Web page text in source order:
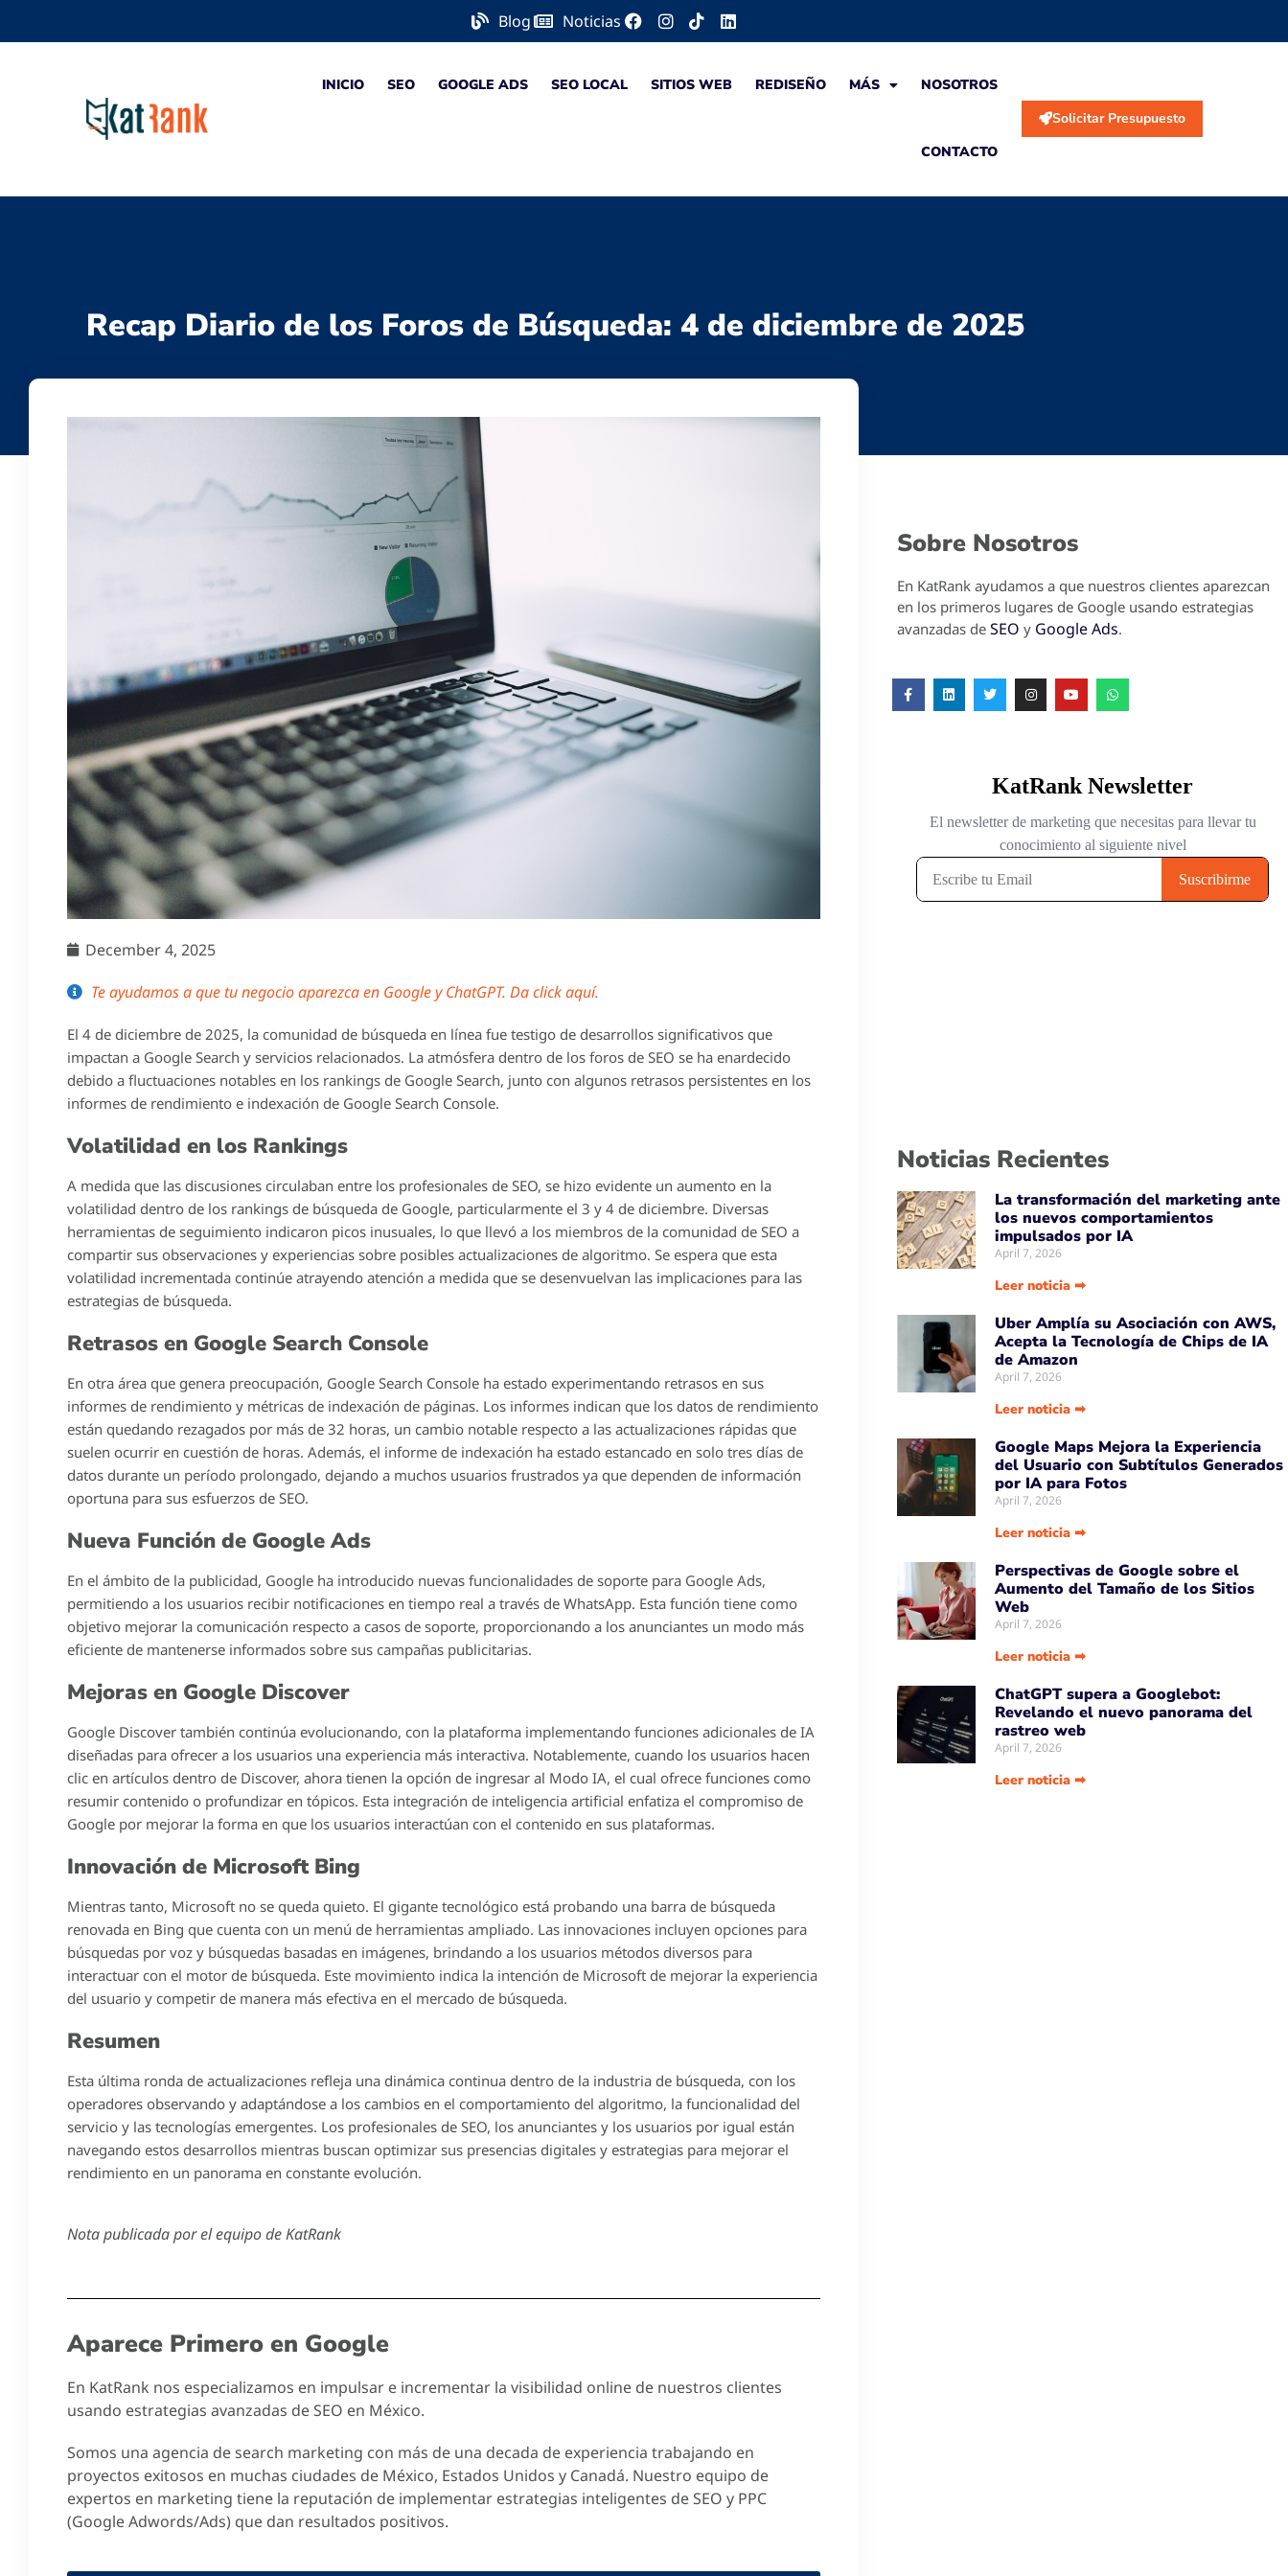
Blog Noticias
INICIO SEO GOOGLE ADS SEO LOCAL SITIOS WEB REDISEÑO MÁS NOSOTROS
CONTACTO
Solicitar Presupuesto
Recap Diario de los Foros de Búsqueda: 4 de diciembre de 2025
December 4, 2025
Te ayudamos a que tu negocio aparezca en Google y ChatGPT. Da click aquí.
El 4 de diciembre de 2025, la comunidad de búsqueda en línea fue testigo de desarrollos significativos que
impactan a Google Search y servicios relacionados. La atmósfera dentro de los foros de SEO se ha enardecido
debido a fluctuaciones notables en los rankings de Google Search, junto con algunos retrasos persistentes en los
informes de rendimiento e indexación de Google Search Console.
Volatilidad en los Rankings
A medida que las discusiones circulaban entre los profesionales de SEO, se hizo evidente un aumento en la
volatilidad dentro de los rankings de búsqueda de Google, particularmente el 3 y 4 de diciembre. Diversas
herramientas de seguimiento indicaron picos inusuales, lo que llevó a los miembros de la comunidad de SEO a
compartir sus observaciones y experiencias sobre posibles actualizaciones de algoritmo. Se espera que esta
volatilidad incrementada continúe atrayendo atención a medida que se desenvuelvan las implicaciones para las
estrategias de búsqueda.
Retrasos en Google Search Console
En otra área que genera preocupación, Google Search Console ha estado experimentando retrasos en sus
informes de rendimiento y métricas de indexación de páginas. Los informes indican que los datos de rendimiento
están quedando rezagados por más de 32 horas, un cambio notable respecto a las actualizaciones rápidas que
suelen ocurrir en cuestión de horas. Además, el informe de indexación ha estado estancado en solo tres días de
datos durante un período prolongado, dejando a muchos usuarios frustrados ya que dependen de información
oportuna para sus esfuerzos de SEO.
Nueva Función de Google Ads
En el ámbito de la publicidad, Google ha introducido nuevas funcionalidades de soporte para Google Ads,
permitiendo a los usuarios recibir notificaciones en tiempo real a través de WhatsApp. Esta función tiene como
objetivo mejorar la comunicación respecto a casos de soporte, proporcionando a los anunciantes un modo más
eficiente de mantenerse informados sobre sus campañas publicitarias.
Mejoras en Google Discover
Google Discover también continúa evolucionando, con la plataforma implementando funciones adicionales de IA
diseñadas para ofrecer a los usuarios una experiencia más interactiva. Notablemente, cuando los usuarios hacen
clic en artículos dentro de Discover, ahora tienen la opción de ingresar al Modo IA, el cual ofrece funciones como
resumir contenido o profundizar en tópicos. Esta integración de inteligencia artificial enfatiza el compromiso de
Google por mejorar la forma en que los usuarios interactúan con el contenido en sus plataformas.
Innovación de Microsoft Bing
Mientras tanto, Microsoft no se queda quieto. El gigante tecnológico está probando una barra de búsqueda
renovada en Bing que cuenta con un menú de herramientas ampliado. Las innovaciones incluyen opciones para
búsquedas por voz y búsquedas basadas en imágenes, brindando a los usuarios métodos diversos para
interactuar con el motor de búsqueda. Este movimiento indica la intención de Microsoft de mejorar la experiencia
del usuario y competir de manera más efectiva en el mercado de búsqueda.
Resumen
Esta última ronda de actualizaciones refleja una dinámica continua dentro de la industria de búsqueda, con los
operadores observando y adaptándose a los cambios en el comportamiento del algoritmo, la funcionalidad del
servicio y las tecnologías emergentes. Los profesionales de SEO, los anunciantes y los usuarios por igual están
navegando estos desarrollos mientras buscan optimizar sus presencias digitales y estrategias para mejorar el
rendimiento en un panorama en constante evolución.
Nota publicada por el equipo de KatRank
Aparece Primero en Google
En KatRank nos especializamos en impulsar e incrementar la visibilidad online de nuestros clientes
usando estrategias avanzadas de SEO en México.
Somos una agencia de search marketing con más de una decada de experiencia trabajando en
proyectos exitosos en muchas ciudades de México, Estados Unidos y Canadá. Nuestro equipo de
expertos en marketing tiene la reputación de implementar estrategias inteligentes de SEO y PPC
(Google Adwords/Ads) que dan resultados positivos.
Sobre Nosotros
En KatRank ayudamos a que nuestros clientes aparezcan
en los primeros lugares de Google usando estrategias
avanzadas de SEO y Google Ads.
Noticias Recientes
La transformación del marketing ante
los nuevos comportamientos
impulsados por IA
April 7, 2026
Leer noticia ➡
Uber Amplía su Asociación con AWS,
Acepta la Tecnología de Chips de IA
de Amazon
April 7, 2026
Leer noticia ➡
Google Maps Mejora la Experiencia
del Usuario con Subtítulos Generados
por IA para Fotos
April 7, 2026
Leer noticia ➡
Perspectivas de Google sobre el
Aumento del Tamaño de los Sitios
Web
April 7, 2026
Leer noticia ➡
ChatGPT supera a Googlebot:
Revelando el nuevo panorama del
rastreo web
April 7, 2026
Leer noticia ➡